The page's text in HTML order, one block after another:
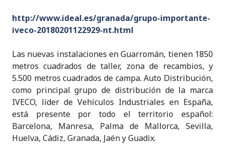
http://www.ideal.es/granada/grupo-importante-
iveco-20180201122929-nt.html
Las nuevas instalaciones en Guarromán, tienen 1850
metros cuadrados de taller, zona de recambios, y
5.500 metros cuadrados de campa. Auto Distribución,
como principal grupo de distribución de la marca
IVECO, líder de Vehículos Industriales en España,
está presente por todo el territorio español:
Barcelona, Manresa, Palma de Mallorca, Sevilla,
Huelva, Cádiz, Granada, Jaén y Guadix.